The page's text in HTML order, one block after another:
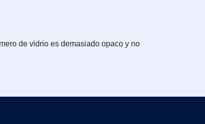
de vidrio es demasiado opaco y no